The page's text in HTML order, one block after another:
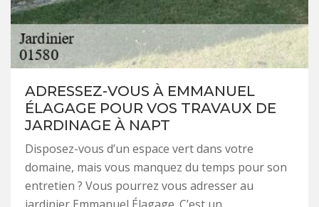
ADRESSEZ-VOUS À EMMANUEL
ÉLAGAGE POUR VOS TRAVAUX DE
JARDINAGE À NAPT
Disposez-vous d’un espace vert dans votre
domaine, mais vous manquez du temps pour son
entretien ? Vous pourrez vous adresser au